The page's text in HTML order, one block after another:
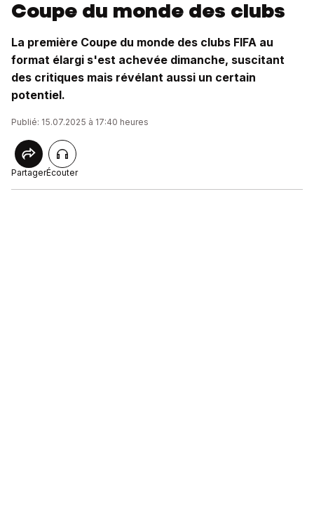
Coupe du monde des clubs
La première Coupe du monde des clubs FIFA au
format élargi s'est achevée dimanche, suscitant
des critiques mais révélant aussi un certain
potentiel.
Publié: 15.07.2025 à 17:40 heures
PartagerÉcouter